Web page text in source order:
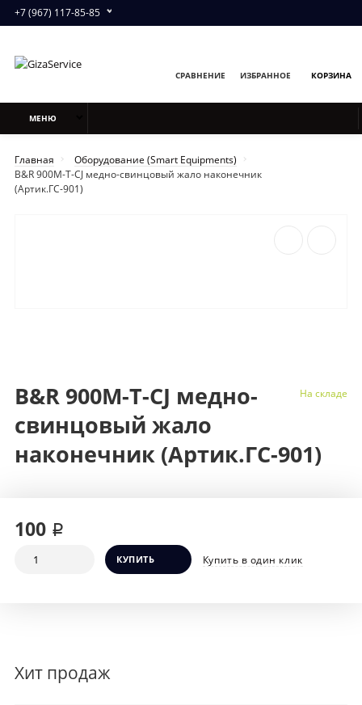
+7 (967) 117-85-85
СРАВНЕНИЕ ИЗБРАННОЕ КОРЗИНА
МЕНЮ
Главная
Оборудование (Smart Equipments)
B&R 900M-T-CJ медно-свинцовый жало наконечник
(Артик.ГС-901)
B&R 900M-T-CJ медно-
свинцовый жало
наконечник (Артик.ГС-901)
На складе
100 ₽
КУПИТЬ Купить в один клик
Хит продаж